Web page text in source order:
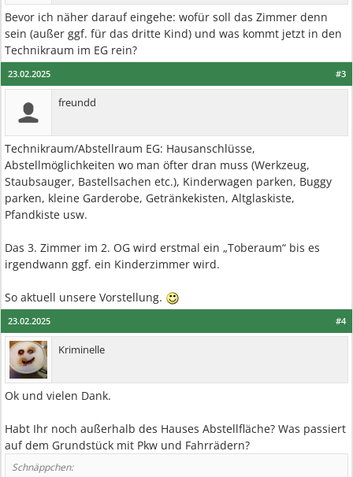
Bevor ich näher darauf eingehe: wofür soll das Zimmer denn
sein (außer ggf. für das dritte Kind) und was kommt jetzt in den
Technikraum im EG rein?
#3
23.02.2025
freundd
Technikraum/Abstellraum EG: Hausanschlüsse,
Abstellmöglichkeiten wo man öfter dran muss (Werkzeug,
Staubsauger, Bastellsachen etc.), Kinderwagen parken, Buggy
parken, kleine Garderobe, Getränkekisten, Altglaskiste,
Pfandkiste usw.
Das 3. Zimmer im 2. OG wird erstmal ein „Toberaum“ bis es
irgendwann ggf. ein Kinderzimmer wird.
So aktuell unsere Vorstellung.
#4
23.02.2025
Kriminelle
Ok und vielen Dank.
Habt Ihr noch außerhalb des Hauses Abstellfläche? Was passiert
auf dem Grundstück mit Pkw und Fahrrädern?
Schnäppchen: